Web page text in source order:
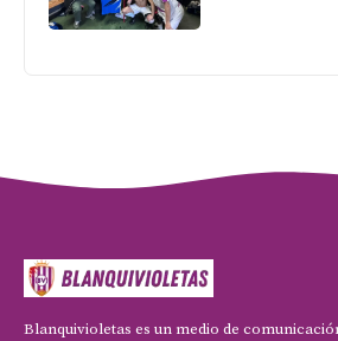
Blanquivioletas es un medio de